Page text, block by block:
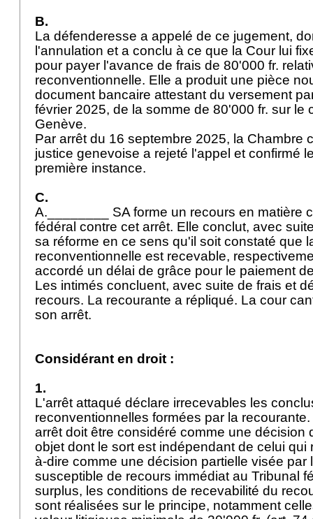
B.
La défenderesse a appelé de ce jugement,
l'annulation et a conclu à ce que la Cour lui
pour payer l'avance de frais de 80'000 fr.
reconventionnelle. Elle a produit une pièce
document bancaire attestant du versement
février 2025, de la somme de 80'000 fr. sur le
Genève.
Par arrêt du 16 septembre 2025, la Chambre
justice genevoise a rejeté l'appel et confirmé
première instance.
C.
A.________ SA forme un recours en matière
fédéral contre cet arrêt. Elle conclut, avec
sa réforme en ce sens qu'il soit constaté que
reconventionnelle est recevable,
accordé un délai de grâce pour le paiement
Les intimés concluent, avec suite de frais et
recours. La recourante a répliqué. La cour
son arrêt.
Considérant en droit :
1.
L'arrêt attaqué déclare irrecevables les
reconventionnelles formées par la
arrêt doit être considéré comme une décision
objet dont le sort est indépendant de celui qui
à-dire comme une décision partielle visée par
susceptible de recours immédiat au Tribunal
surplus, les conditions de recevabilité du
sont réalisées sur le principe, notamment